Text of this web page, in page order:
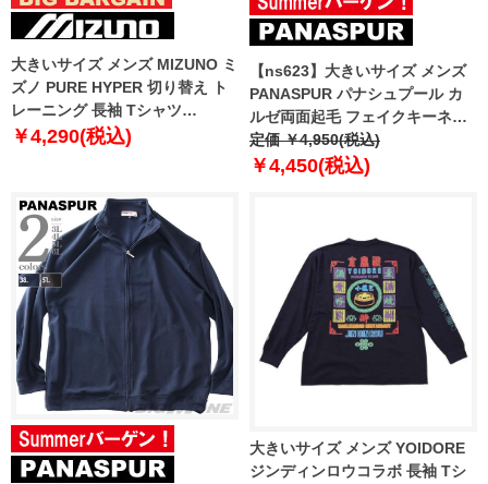
大きいサイズ メンズ MIZUNO ミ
ズノ PURE HYPER 切り替え ト
レーニング 長袖 Tシャツ
k2jacb40
￥4,290(税込)
【ns623】大きいサイズ メンズ
PANASPUR パナシュプール カ
ルゼ両面起毛 フェイクキーネッ
ク ロング Tシャツ 5401-604z
定価 ￥4,950(税込)
￥4,450(税込)
大きいサイズ メンズ YOIDORE
ジンディンロウコラボ 長袖 Tシ